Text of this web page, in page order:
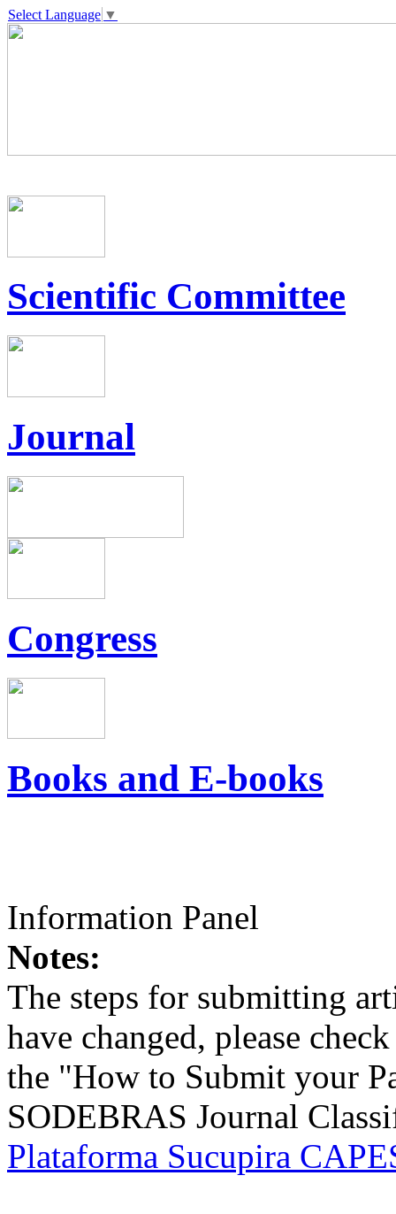
Select Language ▼
Scientific Committee
Journal
Congress
Books and E-books
Information Panel
Notes:
The steps for submitting
have changed, please
the "How to Submit your
SODEBRAS Journal
Plataforma Sucupira